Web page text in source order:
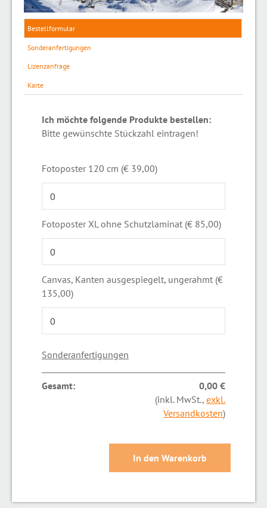
Bestellformular
Sonderanfertigungen
Lizenzanfrage
Karte
Ich möchte folgende Produkte bestellen:
Bitte gewünschte Stückzahl eintragen!
Fotoposter 120 cm (€ 39,00)
Fotoposter XL ohne Schutzlaminat (€ 85,00)
Canvas, Kanten ausgespiegelt, ungerahmt (€
135,00)
Sonderanfertigungen
Gesamt:
0,00 €
(inkl. MwSt., exkl.
Versandkosten)